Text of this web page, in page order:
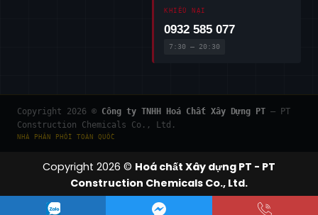
KHIẾU NẠI
0932 585 077
7:30 – 20:30
Copyright 2026 © Công ty TNHH Hoá Chất Xây Dựng PT — PT
Construction Chemicals Co., Ltd.
NHÀ PHÂN PHỐI TOÀN QUỐC
Copyright 2026 © Hoá chất Xây dựng PT - PT
Construction Chemicals Co., Ltd.